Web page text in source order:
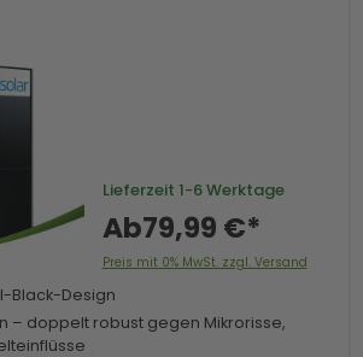
Lieferzeit 1-6 Werktage
Ab79,99 €*
Preis mit 0% MwSt. zzgl. Versand
Black-Design
– doppelt robust gegen Mikrorisse,